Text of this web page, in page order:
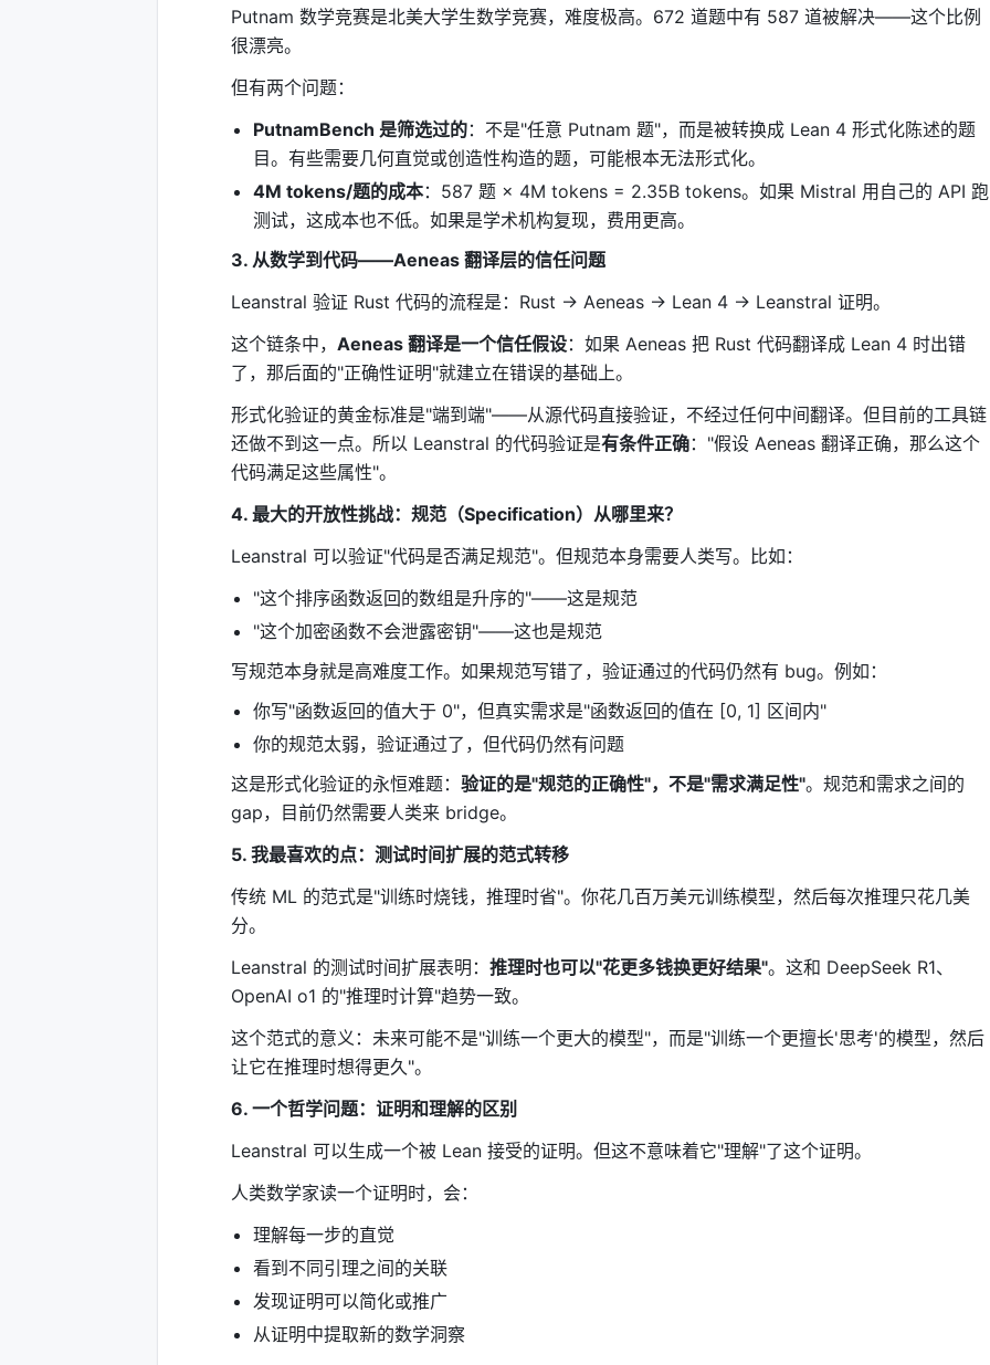
这是最关键的阶段。CISPO（可能是某种 RL 变体）让模型通过"试错"学习：
训练环境 1：Multiturn（多轮证明）
1. 模型收到一个定理陈述 2. 它尝试写证明 3. 提交给 Lean 编译器 4. 编译器返回：成功 / 错误（在哪一
行，什么错误） 5. 模型根据反馈修改，再试 6. 重复直到成功或耗尽预算
这和人类学数学一样：你写证明，老师批改，你改错，再提交。
训练环境 2：Code Agent（代码代理）
模型在一个真实的文件系统里工作：
编辑文件
使用 Lean 语言服务器（LSP）获取实时错误信息和类型信息
这个环境让 Leanstral 可以处理
长证明
——如果证明太长，上下文装不下，模型可以：
把部分证明写成文件保存
通过"compaction"（压缩）压缩前面的上下文
五、性能数字：从"玩具"到"实用"
数学定理证明
结果 意义
miniF2F 100% 饱和 完全解决这个基准的所有题目（之前最先进的模型也没有做到）
PutnamBench Putnam 数学竞赛级别的难题，解决率 87.3%
FATE-X
测试时间扩展："想得更久，答得更好"
Leanstral 有一个惊人的特性：给更多 token 预算，它能解决更多问题。
这和人类做难题一样：给你 5 分钟，你可能只能做简单题；给你 2 小时，你可以慢慢尝试不同方法、检
Putnam 数学竞赛是北美大学生数学竞赛，难度极高。672 道题中有 587 道被解决——这个比例
很漂亮。
但有两个问题：
PutnamBench 是筛选过的：不是"任意 Putnam 题"，而是被转换成 Lean 4 形式化陈述的题
目。有些需要几何直觉或创造性构造的题，可能根本无法形式化。
4M tokens/题的成本：587 题 × 4M tokens = 2.35B tokens。如果 Mistral 用自己的 API 跑
测试，这成本也不低。如果是学术机构复现，费用更高。
3. 从数学到代码——Aeneas 翻译层的信任问题
Leanstral 验证 Rust 代码的流程是：Rust → Aeneas → Lean 4 → Leanstral 证明。
这个链条中， Aeneas 翻译是一个信任假设：如果 Aeneas 把 Rust 代码翻译成 Lean 4 时出错
了，那后面的"正确性证明"就建立在错误的基础上。
形式化验证的黄金标准是"端到端"——从源代码直接验证，不经过任何中间翻译。但目前的工具链
还做不到这一点。所以 Leanstral 的代码验证是有条件正确："假设 Aeneas 翻译正确，那么这个
代码满足这些属性"。
4. 最大的开放性挑战：规范（Specification）从哪里来？
Leanstral 可以验证"代码是否满足规范"。但规范本身需要人类写。比如：
"这个排序函数返回的数组是升序的"——这是规范
"这个加密函数不会泄露密钥"——这也是规范
写规范本身就是高难度工作。如果规范写错了，验证通过的代码仍然有 bug。例如：
你写"函数返回的值大于 0"，但真实需求是"函数返回的值在 [0, 1] 区间内"
你的规范太弱，验证通过了，但代码仍然有问题
这是形式化验证的永恒难题： 验证的是"规范的正确性"，不是"需求满足性"。规范和需求之间的
gap，目前仍然需要人类来 bridge。
5. 我最喜欢的点：测试时间扩展的范式转移
传统 ML 的范式是"训练时烧钱，推理时省"。你花几百万美元训练模型，然后每次推理只花几美
分。
Leanstral 的测试时间扩展表明： 推理时也可以"花更多钱换更好结果"。这和 DeepSeek R1、
OpenAI o1 的"推理时计算"趋势一致。
这个范式的意义：未来可能不是"训练一个更大的模型"，而是"训练一个更擅长'思考'的模型，然后
让它在推理时想得更久"。
6. 一个哲学问题：证明和理解的区别
Leanstral 可以生成一个被 Lean 接受的证明。但这不意味着它"理解"了这个证明。
人类数学家读一个证明时，会：
理解每一步的直觉
看到不同引理之间的关联
发现证明可以简化或推广
从证明中提取新的数学洞察